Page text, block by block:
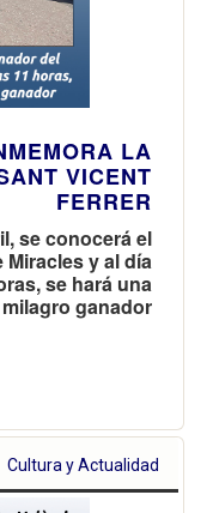
LA
VICENT
FERRER
se conocerá el
y al día
se hará una
ganador
Cultura y Actualidad